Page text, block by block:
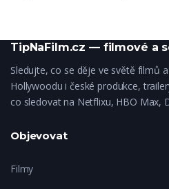
TipNaFilm.cz — filmové a
Sledujte, co se děje ve světě filmů
Hollywoodu i české produkce,
co sledovat na Netflixu, HBO Max,
Objevovat
Filmy